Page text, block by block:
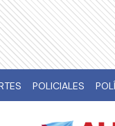
POLICIALES